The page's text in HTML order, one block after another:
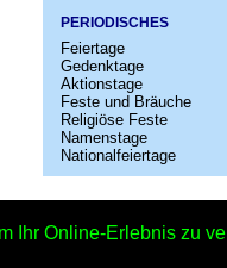
Ihr Online-Erlebnis zu
PERIODISCHES
Feiertage
Gedenktage
Aktionstage
Feste und Bräuche
Religiöse Feste
Namenstage
Nationalfeiertage
Tag der